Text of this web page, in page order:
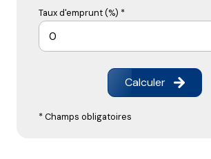
Taux d'emprunt (%) *
Calculer
* Champs obligatoires